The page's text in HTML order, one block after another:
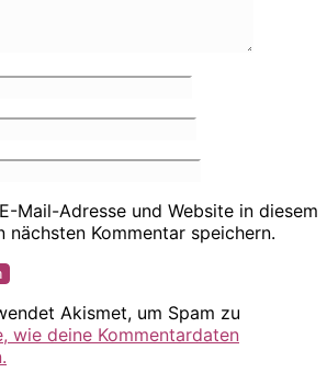
Mail-Adresse und Website in diesem
nächsten Kommentar speichern.
Akismet, um Spam zu
wie deine Kommentardaten